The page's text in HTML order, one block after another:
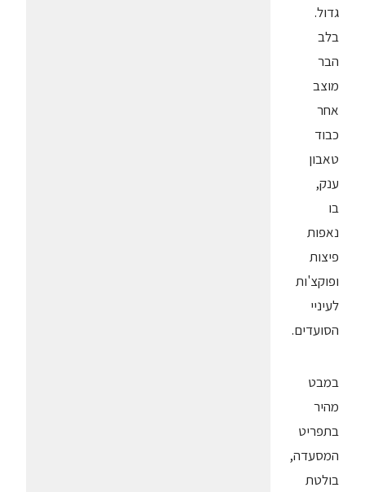
גדול.
בלב
הבר
מוצב
אחר
כבוד
טאבון
ענק,
בו
נאפות
פיצות
ופוקצ'ות
לעיניי
הסועדים.
במבט
מהיר
בתפריט
המסעדה,
בולטת